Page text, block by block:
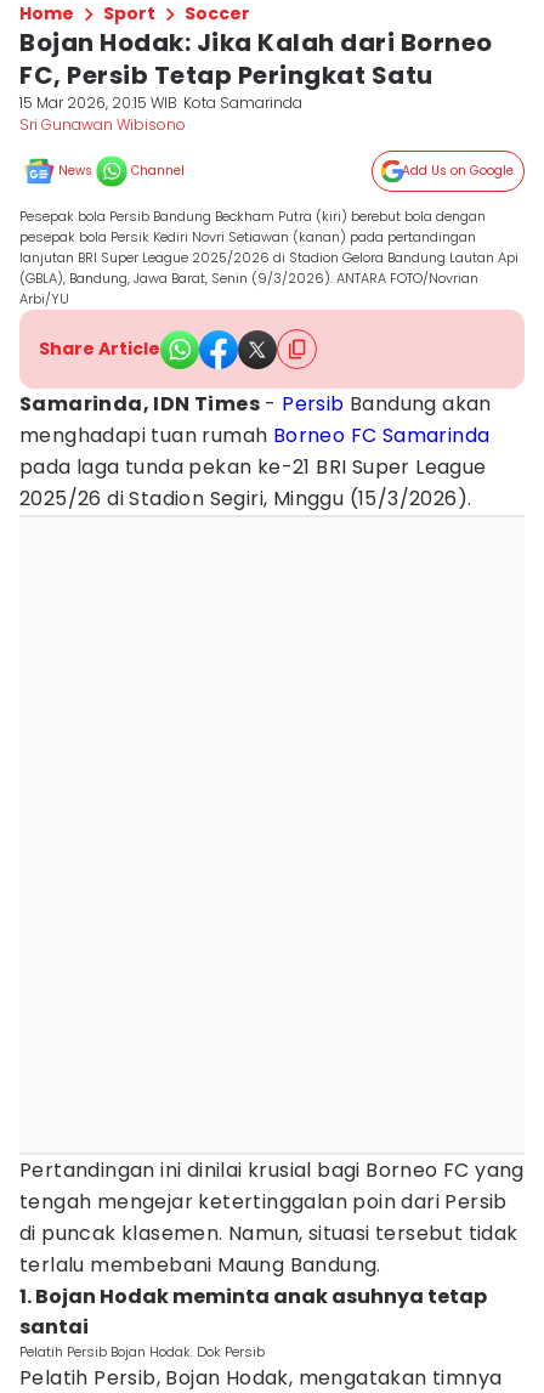
Home Sport Soccer
Bojan Hodak: Jika Kalah dari Borneo
FC, Persib Tetap Peringkat Satu
15 Mar 2026, 20:15 WIB Kota Samarinda
Sri Gunawan Wibisono
News Channel Add Us on Google
Pesepak bola Persib Bandung Beckham Putra (kiri) berebut bola dengan
pesepak bola Persik Kediri Novri Setiawan (kanan) pada pertandingan
lanjutan BRI Super League 2025/2026 di Stadion Gelora Bandung Lautan Api
(GBLA), Bandung, Jawa Barat, Senin (9/3/2026). ANTARA FOTO/Novrian
Arbi/YU
Share Article
Samarinda, IDN Times - Persib Bandung akan
menghadapi tuan rumah Borneo FC Samarinda
pada laga tunda pekan ke-21 BRI Super League
2025/26 di Stadion Segiri, Minggu (15/3/2026).
Pertandingan ini dinilai krusial bagi Borneo FC yang
tengah mengejar ketertinggalan poin dari Persib
di puncak klasemen. Namun, situasi tersebut tidak
terlalu membebani Maung Bandung.
1. Bojan Hodak meminta anak asuhnya tetap
santai
Pelatih Persib Bojan Hodak. Dok Persib
Pelatih Persib, Bojan Hodak, mengatakan timnya